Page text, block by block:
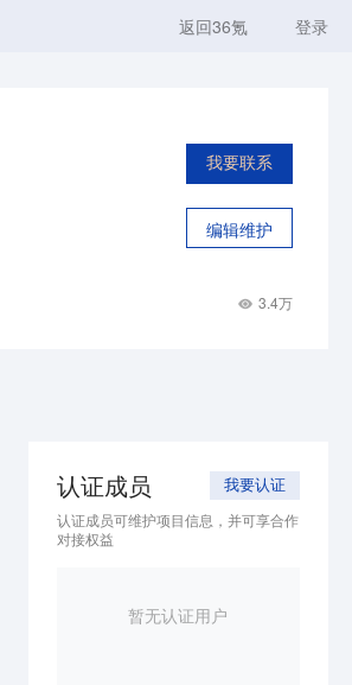
返回36氪 登录
我要联系
编辑维护
3.4万
认证成员 我要认证
认证成员可维护项目信息，并可享合作
对接权益
暂无认证用户